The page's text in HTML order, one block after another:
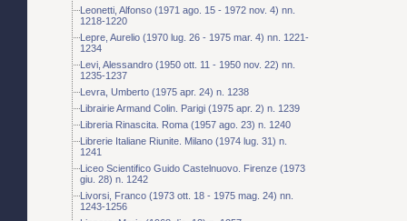
Leonetti, Alfonso (1971 ago. 15 - 1972 nov. 4) nn.
1218-1220
Lepre, Aurelio (1970 lug. 26 - 1975 mar. 4) nn. 1221-
1234
Levi, Alessandro (1950 ott. 11 - 1950 nov. 22) nn.
1235-1237
Levra, Umberto (1975 apr. 24) n. 1238
Librairie Armand Colin. Parigi (1975 apr. 2) n. 1239
Libreria Rinascita. Roma (1957 ago. 23) n. 1240
Librerie Italiane Riunite. Milano (1974 lug. 31) n.
1241
Liceo Scientifico Guido Castelnuovo. Firenze (1973
giu. 28) n. 1242
Livorsi, Franco (1973 ott. 18 - 1975 mag. 24) nn.
1243-1256